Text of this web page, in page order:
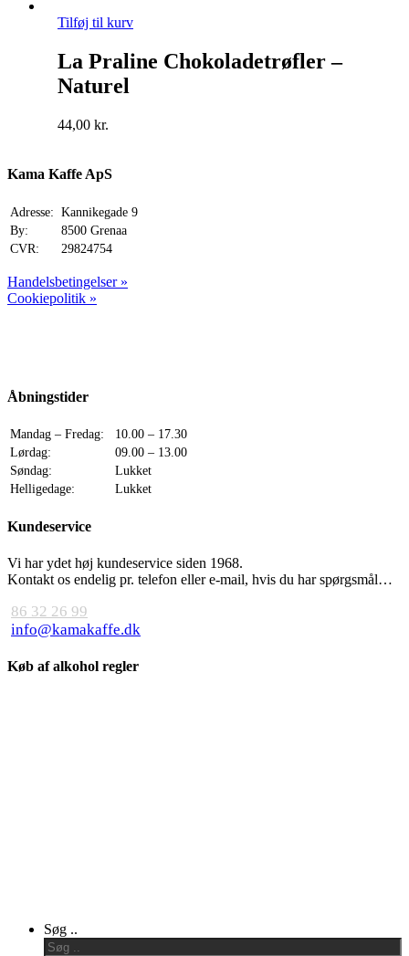
Tilføj til kurv
La Praline Chokoladetrøfler –
Naturel
44,00 kr.
Kama Kaffe ApS
Adresse: Kannikegade 9
By:
8500 Grenaa
CVR:
29824754
Handelsbetingelser »
Cookiepolitik »
Åbningstider
Mandag – Fredag:
10.00 – 17.30
Lørdag:
09.00 – 13.00
Søndag:
Lukket
Helligedage:
Lukket
Kundeservice
Vi har ydet høj kundeservice siden 1968.
Kontakt os endelig pr. telefon eller e-mail, hvis du har spørgsmål…
86 32 26 99
info@kamakaffe.dk
Køb af alkohol regler
Menu
Søg ..